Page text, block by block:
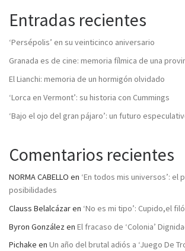
Entradas recientes
‘Persépolis’ en su veinticinco aniversario
Granada es de cine: memoria fílmica de una
El Lianchi: memoria de un hormigón olvidado
‘Lorca en Vermont’: su historia con Cummings
‘Bajo el ojo del gran pájaro’: un futuro
Comentarios recientes
NORMA CABELLO en ‘En todos mis universos’: el
posibilidades
Clauss Belalcázaren ‘No es mi tipo’: Cupido,el
Byron González en El fracaso de ‘Colonia’
Pichake en Un año del brutal adiós a ‘Juego De